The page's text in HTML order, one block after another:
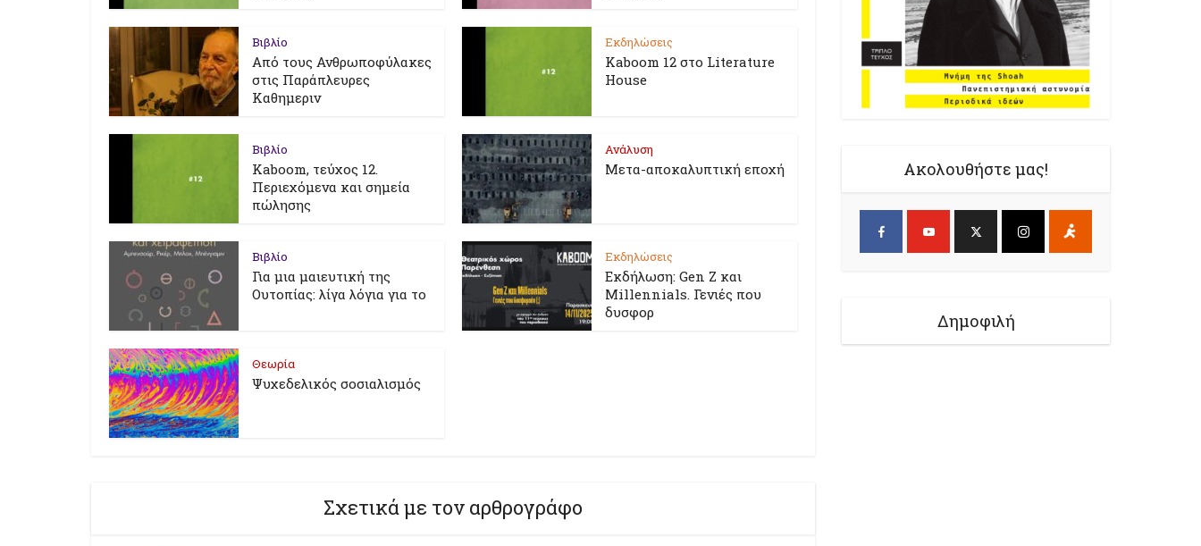
Βιβλίο
Από τους Ανθρωποφύλακες
στις Παράπλευρες
Καθημεριν
Εκδηλώσεις
Kaboom 12 στο Literature
House
Βιβλίο
Kaboom, τεύχος 12.
Περιεχόμενα και σημεία
πώλησης
Ανάλυση
Μετα-αποκαλυπτική εποχή
Βιβλίο
Για μια μαιευτική της
Ουτοπίας: λίγα λόγια για το
Εκδηλώσεις
Εκδήλωση: Gen Z και
Millennials. Γενιές που
δυσφορ
Θεωρία
Ψυχεδελικός σοσιαλισμός
Σχετικά με τον αρθρογράφο
Ακολουθήστε μας!
Δημοφιλή